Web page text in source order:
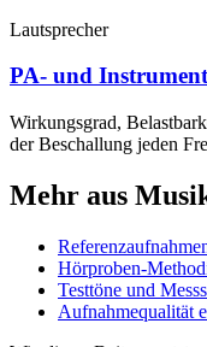
Lautsprecher
PA- und
Wirkungsgrad,
der Beschallung jeden
Mehr aus
Hörproben-
Testtöne und
Aufnahmequalität